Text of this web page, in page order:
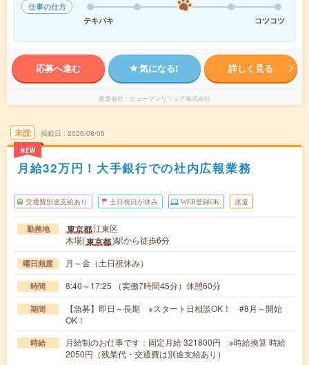
仕事の仕方
テキパキ
コツコツ
応募へ進む 気になる! 詳しく見る
派遣会社 ヒューマンリソシア株式会社
未読
NEW
掲載日 2026/08/05
月給32万円！大手銀行での社内広報業務
交通費別途支給あり 土日祝日が休み WEB登録OK 派遣
勤務地 東京都江東区
木場(東京都)駅から徒歩6分
曜日頻度 月～金（土日祝休み）
時間 8:40～17:25 （実働7時間45分）休憩60分
期間
【急募】即日～長期 ※スタート日相談OK！ #8月～開始
OK！
時給
月給制のお仕事です：固定月給 321800円 ※時給換算 時給
2050円（残業代・交通費は別途支給あり）